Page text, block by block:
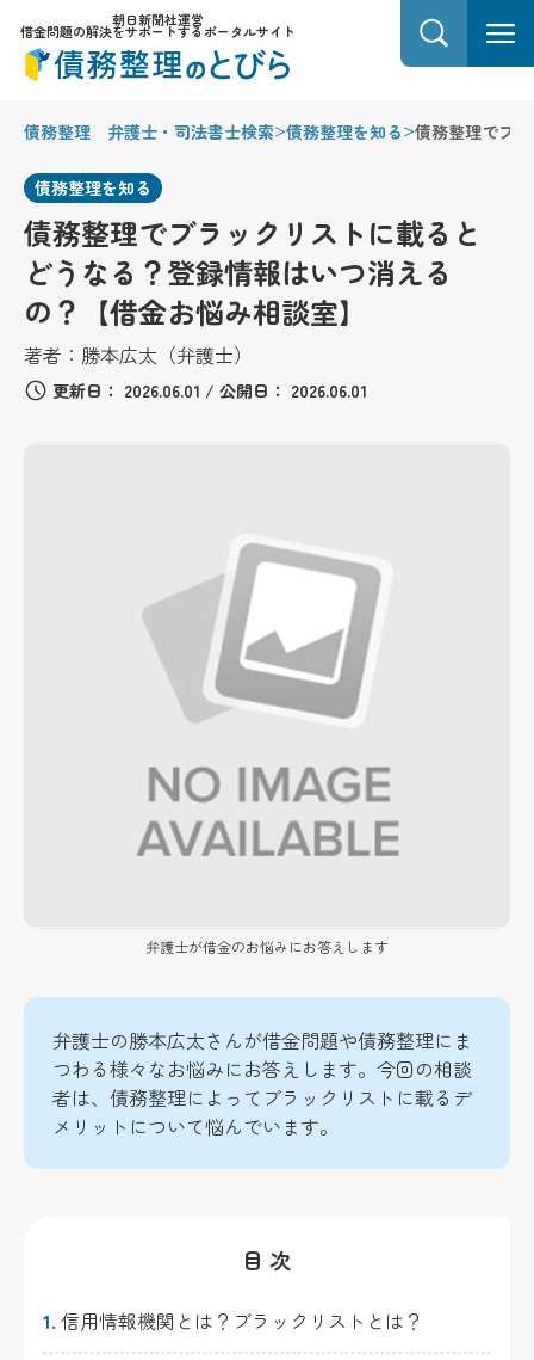
朝日新聞社運営
借金問題の解決をサポートするポータルサイト
債務整理 弁護士・司法書士検索>債務整理を知る>債務整理でブ
債務整理を知る
債務整理でブラックリストに載ると
どうなる？登録情報はいつ消える
の？【借金お悩み相談室】
著者： 勝本広太（弁護士）
更新日： 2026.06.01 / 公開日： 2026.06.01
弁護士が借金のお悩みにお答えします
弁護士の勝本広太さんが借金問題や債務整理にま
つわる様々なお悩みにお答えします。今回の相談
者は、債務整理によってブラックリストに載るデ
メリットについて悩んでいます。
目 次
1. 信用情報機関とは？ブラックリストとは？